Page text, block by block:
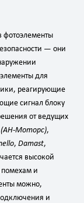
фотоэлементы
— они
для
реагирующие
сигнал блоку
от ведущих
(АН‑Моторс),
, Damast,
высокой
помехам и
можно,
и